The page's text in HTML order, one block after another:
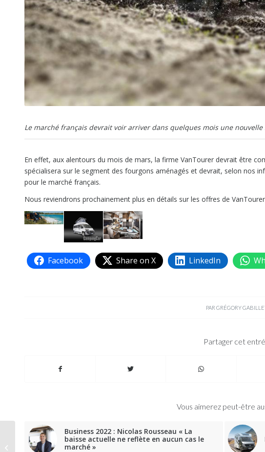
Le marché français devrait voir arriver dans quelques mois une
En effet, aux alentours du mois de mars, la firme VanTourer devrait être
spécialisera sur le segment des fourgons aménagés et devrait, selon nos
pour le marché français.
Nous reviendrons prochainement plus en détails sur les offres de
Facebook Share on X LinkedIn
PAR GRÉGORY
Partager cet
Vous aimerez peut-être
Business 2022 : Nicolas Rousseau « La
baisse actuelle ne reflète en aucun cas le
marché »
Nouveauté 2018,
Bürstner City Car,